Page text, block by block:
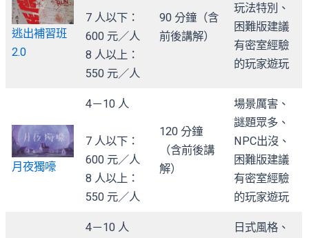
逃出補習班
2.0
7 人以下：
600 元／人
8 人以上：
550 元／人
90 分鐘（含
前後講解）
玩法特別、
困難版建議
有密室經驗
的玩家遊玩
月夜獨嚎
4－10 人
7 人以下：
600 元／人
8 人以上：
550 元／人
120 分鐘
（含前後講
解）
場景厲害、
謎題眾多、
NPC出沒、
困難版建議
有密室經驗
的玩家遊玩
4－10 人
日式風格、